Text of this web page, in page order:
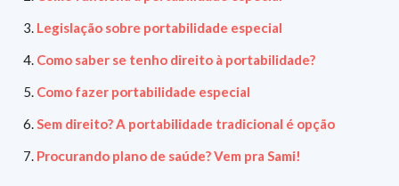
Legislação sobre portabilidade especial
Como saber se tenho direito à portabilidade?
Como fazer portabilidade especial
Sem direito? A portabilidade tradicional é opção
Procurando plano de saúde? Vem pra Sami!